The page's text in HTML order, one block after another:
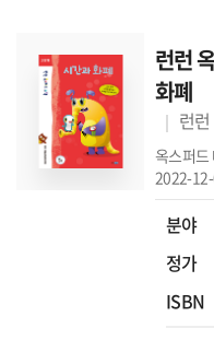
런런
화폐
런
옥스퍼드
2022-
분야
정가
ISBN